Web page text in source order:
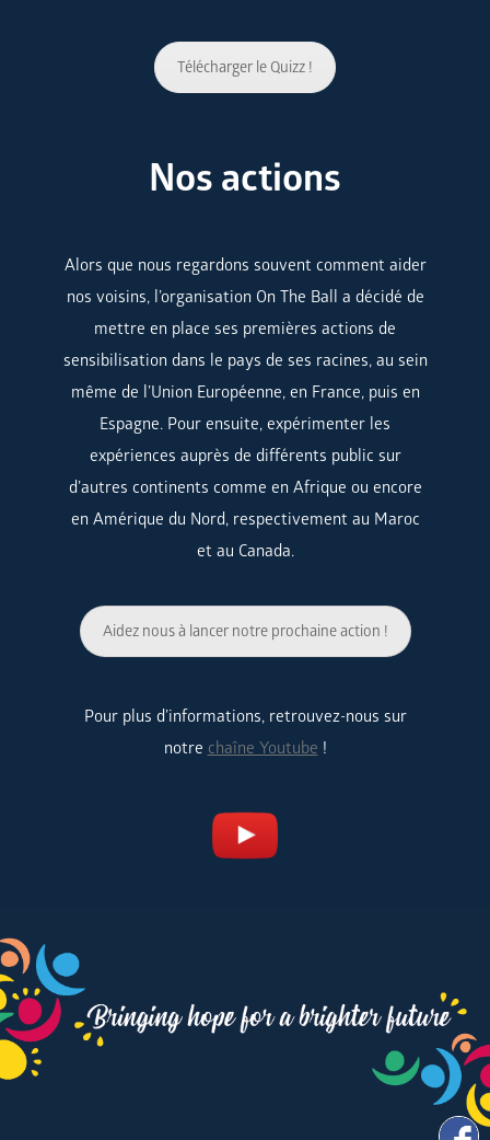
Télécharger le Quizz !
Nos actions
Alors que nous regardons souvent comment aider
nos voisins, l’organisation On The Ball a décidé de
mettre en place ses premières actions de
sensibilisation dans le pays de ses racines, au sein
même de l’Union Européenne, en France, puis en
Espagne. Pour ensuite, expérimenter les
expériences auprès de différents public sur
d’autres continents comme en Afrique ou encore
en Amérique du Nord, respectivement au Maroc
et au Canada.
Aidez nous à lancer notre prochaine action !
Pour plus d’informations, retrouvez-nous sur
notre chaîne Youtube !